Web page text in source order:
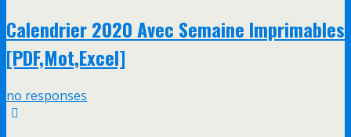
Calendrier 2020 Avec Semaine Imprimables
[PDF,Mot,Excel]
no responses